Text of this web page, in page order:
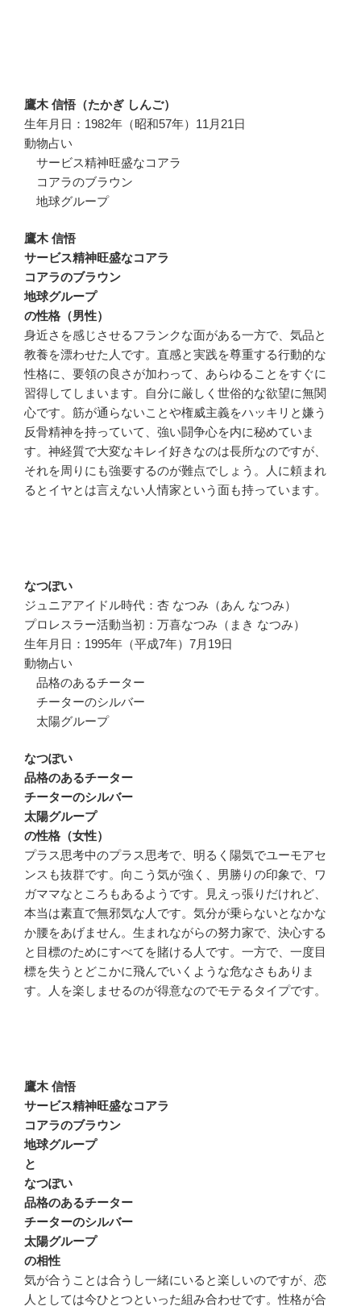
鷹木 信悟（たかぎ しんご）
生年月日：1982年（昭和57年）11月21日
動物占い
サービス精神旺盛なコアラ
コアラのブラウン
地球グループ
鷹木 信悟
サービス精神旺盛なコアラ
コアラのブラウン
地球グループ
の性格（男性）
身近さを感じさせるフランクな面がある一方で、気品と
教養を漂わせた人です。直感と実践を尊重する行動的な
性格に、要領の良さが加わって、あらゆることをすぐに
習得してしまいます。自分に厳しく世俗的な欲望に無関
心です。筋が通らないことや権威主義をハッキリと嫌う
反骨精神を持っていて、強い闘争心を内に秘めていま
す。神経質で大変なキレイ好きなのは長所なのですが、
それを周りにも強要するのが難点でしょう。人に頼まれ
るとイヤとは言えない人情家という面も持っています。
なつぽい
ジュニアアイドル時代：杏 なつみ（あん なつみ）
プロレスラー活動当初：万喜なつみ（まき なつみ）
生年月日：1995年（平成7年）7月19日
動物占い
品格のあるチーター
チーターのシルバー
太陽グループ
なつぽい
品格のあるチーター
チーターのシルバー
太陽グループ
の性格（女性）
プラス思考中のプラス思考で、明るく陽気でユーモアセ
ンスも抜群です。向こう気が強く、男勝りの印象で、ワ
ガママなところもあるようです。見えっ張りだけれど、
本当は素直で無邪気な人です。気分が乗らないとなかな
か腰をあげません。生まれながらの努力家で、決心する
と目標のためにすべてを賭ける人です。一方で、一度目
標を失うとどこかに飛んでいくような危なさもありま
す。人を楽しませるのが得意なのでモテるタイプです。
鷹木 信悟
サービス精神旺盛なコアラ
コアラのブラウン
地球グループ
と
なつぽい
品格のあるチーター
チーターのシルバー
太陽グループ
の相性
気が合うことは合うし一緒にいると楽しいのですが、恋
人としては今ひとつといった組み合わせです。性格が合